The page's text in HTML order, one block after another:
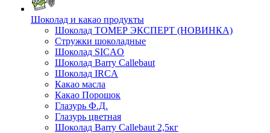
Шоколад и какао продукты
Шоколад ТОМЕР ЭКСПЕРТ (НОВИНКА)
Стружки шоколадные
Шоколад SICAO
Шоколад Barry Callebaut
Шоколад IRCA
Какао масла
Какао Порошок
Глазурь Ф.Д.
Глазурь цветная
Шоколад Barry Callebaut 2,5кг